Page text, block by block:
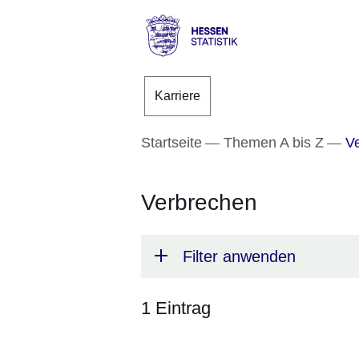
Direkt zum Kopf der
Direkt zum Inhalt
Direkt zum Fuß der
Statistik
Karriere
Startseite Themen A bis Z
Verbrechen
Filter anwenden
1 Eintrag